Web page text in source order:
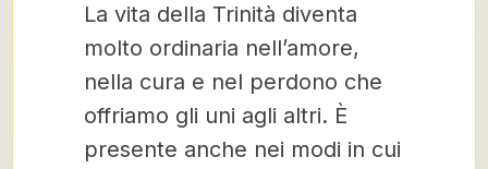
La vita della Trinità diventa
molto ordinaria nell’amore,
nella cura e nel perdono che
offriamo gli uni agli altri. È
presente anche nei modi in cui